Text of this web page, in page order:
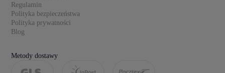
Regulamin
Polityka bezpieczeństwa
Polityka prywatności
Blog
Metody dostawy